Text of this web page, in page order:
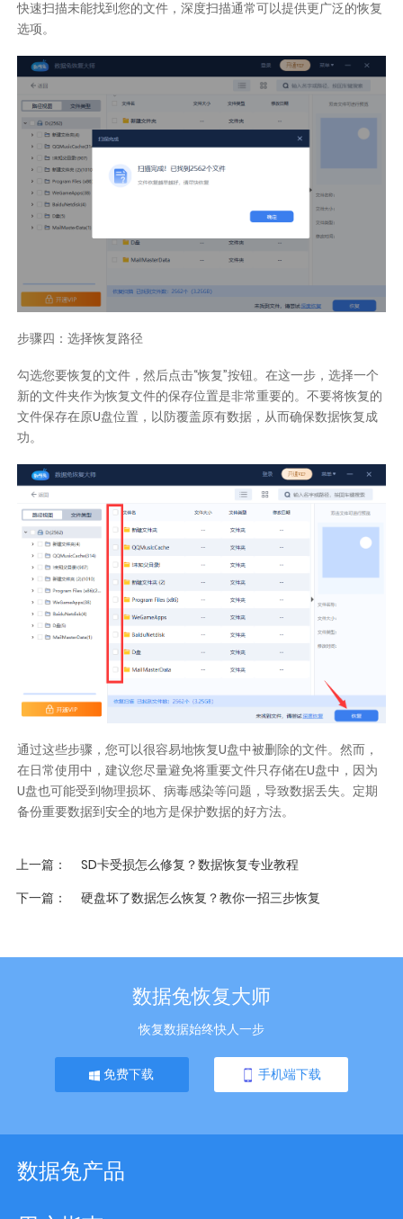
快速扫描未能找到您的文件，深度扫描通常可以提供更广泛的恢复
选项。
步骤四：选择恢复路径
勾选您要恢复的文件，然后点击“恢复”按钮。在这一步，选择一个
新的文件夹作为恢复文件的保存位置是非常重要的。不要将恢复的
文件保存在原U盘位置，以防覆盖原有数据，从而确保数据恢复成
功。
通过这些步骤，您可以很容易地恢复U盘中被删除的文件。然而，
在日常使用中，建议您尽量避免将重要文件只存储在U盘中，因为
U盘也可能受到物理损坏、病毒感染等问题，导致数据丢失。定期
备份重要数据到安全的地方是保护数据的好方法。
上一篇
SD卡受损怎么修复？数据恢复专业教程
下一篇
硬盘坏了数据怎么恢复？教你一招三步恢复
数据兔恢复大师
恢复数据始终快人一步
免费下载 手机端下载
数据兔产品